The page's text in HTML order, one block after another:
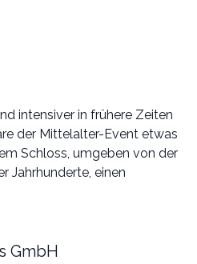
intensiver in frühere Zeiten
der Mittelalter-Event etwas
Schloss, umgeben von der
Jahrhunderte, einen
GmbH